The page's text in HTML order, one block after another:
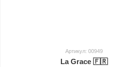
Артикул: 00949
La Grace 🇫🇷